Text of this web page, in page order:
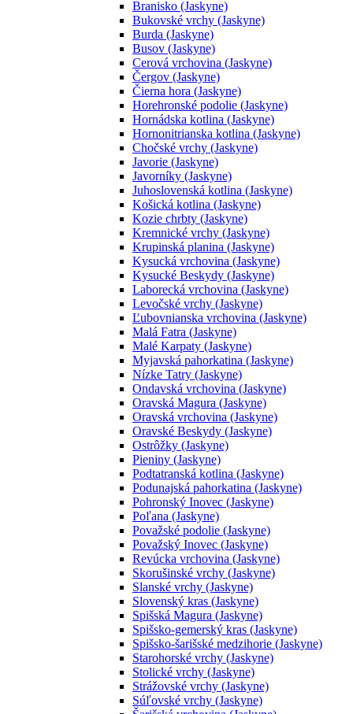
Branisko (Jaskyne)
Bukovské vrchy (Jaskyne)
Burda (Jaskyne)
Busov (Jaskyne)
Cerová vrchovina (Jaskyne)
Čergov (Jaskyne)
Čierna hora (Jaskyne)
Horehronské podolie (Jaskyne)
Hornádska kotlina (Jaskyne)
Hornonitrianska kotlina (Jaskyne)
Chočské vrchy (Jaskyne)
Javorie (Jaskyne)
Javorníky (Jaskyne)
Juhoslovenská kotlina (Jaskyne)
Košická kotlina (Jaskyne)
Kozie chrbty (Jaskyne)
Kremnické vrchy (Jaskyne)
Krupinská planina (Jaskyne)
Kysucká vrchovina (Jaskyne)
Kysucké Beskydy (Jaskyne)
Laborecká vrchovina (Jaskyne)
Levočské vrchy (Jaskyne)
Ľubovnianska vrchovina (Jaskyne)
Malá Fatra (Jaskyne)
Malé Karpaty (Jaskyne)
Myjavská pahorkatina (Jaskyne)
Nízke Tatry (Jaskyne)
Ondavská vrchovina (Jaskyne)
Oravská Magura (Jaskyne)
Oravská vrchovina (Jaskyne)
Oravské Beskydy (Jaskyne)
Ostrôžky (Jaskyne)
Pieniny (Jaskyne)
Podtatranská kotlina (Jaskyne)
Podunajská pahorkatina (Jaskyne)
Pohronský Inovec (Jaskyne)
Poľana (Jaskyne)
Považské podolie (Jaskyne)
Považský Inovec (Jaskyne)
Revúcka vrchovina (Jaskyne)
Skorušinské vrchy (Jaskyne)
Slanské vrchy (Jaskyne)
Slovenský kras (Jaskyne)
Spišská Magura (Jaskyne)
Spišsko-gemerský kras (Jaskyne)
Spišsko-šarišské medzihorie (Jaskyne)
Starohorské vrchy (Jaskyne)
Stolické vrchy (Jaskyne)
Strážovské vrchy (Jaskyne)
Súľovské vrchy (Jaskyne)